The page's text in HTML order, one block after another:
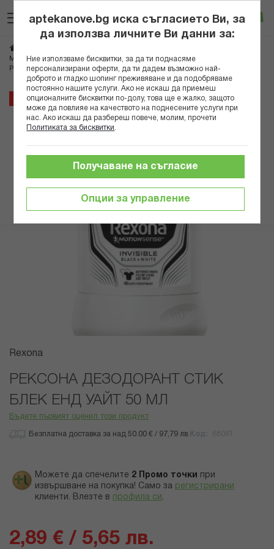
към
съдържанието
Вход
Мъжки дезодоранти и антиперспиранти
РЕКСОНА ДЕЗОДОРАНТ СТИК БЛЕК ЕНД УАЙТ 50 МЛ
43%
Преминете
края
галерията
изображенията
Преминете
началото
галерия
със
Rexona
РЕКСОНА ДЕЗОДОРАНТ СТИК
БЛЕК ЕНД УАЙТ 50 МЛ
Бъдете първият оценил този продукт
Безплатна доставка за над 50.00 € / 97,79 лв.
Можете да спечелите 2 Промо точки
при
извършване на покупка! Само за регистрирани
клиенти. Влезте в профила си .
2,89 € / 5,65 лв.
aptekanove.bg иска съгласието Ви, за
да използва личните Ви данни за:
Ние използваме бисквитки, за да ти поднасяме
персонализирани оферти, да ти дадем възможно най-
доброто и гладко шопинг преживяване и да подобряваме
постоянно нашите услуги. Ако не искаш да приемеш
опционалните бисквитки по-долу, това ще е жалко, защото
може да повлияе на качеството на поднесените услуги при
нас. Ако искаш да разбереш повече, молим, прочети
Политиката за бисквитки
Опции за управление
Получаване на съгласие